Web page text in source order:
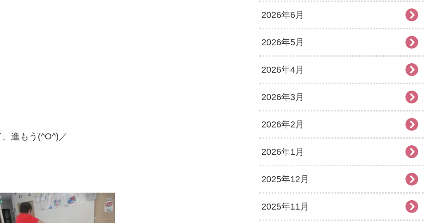
進もう(^O^)／
2026年6月
2026年5月
2026年4月
2026年3月
2026年2月
2026年1月
2025年12月
2025年11月